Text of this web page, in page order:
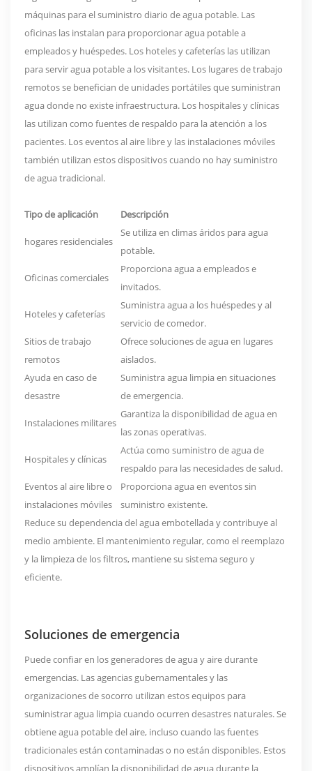
máquinas para el suministro diario de agua potable. Las
oficinas las instalan para proporcionar agua potable a
empleados y huéspedes. Los hoteles y cafeterías las utilizan
para servir agua potable a los visitantes. Los lugares de trabajo
remotos se benefician de unidades portátiles que suministran
agua donde no existe infraestructura. Los hospitales y clínicas
las utilizan como fuentes de respaldo para la atención a los
pacientes. Los eventos al aire libre y las instalaciones móviles
también utilizan estos dispositivos cuando no hay suministro
de agua tradicional.
Tipo de aplicación Descripción
hogares residenciales
Se utiliza en climas áridos para agua
potable.
Oficinas comerciales
Proporciona agua a empleados e
invitados.
Hoteles y cafeterías
Suministra agua a los huéspedes y al
servicio de comedor.
Sitios de trabajo
remotos
Ofrece soluciones de agua en lugares
aislados.
Ayuda en caso de
desastre
Suministra agua limpia en situaciones
de emergencia.
Instalaciones militares
Garantiza la disponibilidad de agua en
las zonas operativas.
Hospitales y clínicas
Actúa como suministro de agua de
respaldo para las necesidades de salud.
Eventos al aire libre o
instalaciones móviles
Proporciona agua en eventos sin
suministro existente.
Reduce su dependencia del agua embotellada y contribuye al
medio ambiente. El mantenimiento regular, como el reemplazo
y la limpieza de los filtros, mantiene su sistema seguro y
eficiente.
Soluciones de emergencia
Puede confiar en los generadores de agua y aire durante
emergencias. Las agencias gubernamentales y las
organizaciones de socorro utilizan estos equipos para
suministrar agua limpia cuando ocurren desastres naturales. Se
obtiene agua potable del aire, incluso cuando las fuentes
tradicionales están contaminadas o no están disponibles. Estos
dispositivos amplían la disponibilidad de agua durante la